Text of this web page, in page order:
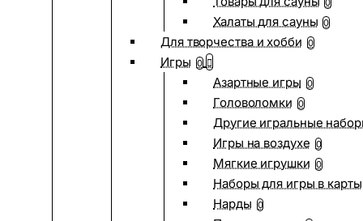
0
Халаты для сауны 0
Для творчества и хобби 0
Игры 0
Азартные игры 0
Головоломки 0
Другие игральные
Игры на воздухе 0
Мягкие игрушки 0
Наборы для игры в карты
Нарды 0